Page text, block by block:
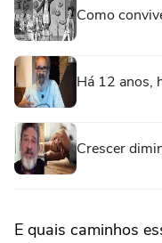
Como
Há 12 anos,
Crescer
E quais caminhos